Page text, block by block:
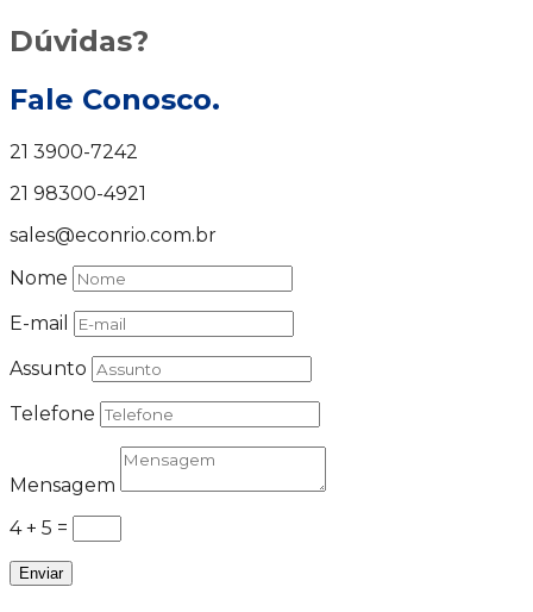
Dúvidas?
Fale Conosco.
21 3900-7242
21 98300-4921
sales@econrio.com.br
Nome
E-mail
Assunto
Telefone
Mensagem
4 + 5 =
Enviar